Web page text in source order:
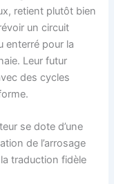
retient plutôt bien
un circuit
enterré pour la
Leur futur
des cycles
se dote d’une
de l’arrosage
traduction fidèle